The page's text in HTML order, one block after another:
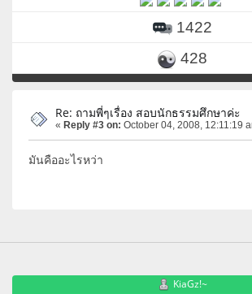
1422
428
Re: ถามพี่ๆเรื่อง สอบนักธรรมศึกษาค่ะ
« Reply #3 on: October 04, 2008, 12:11:19
มันคืออะไรหว่า
KiaGz!~